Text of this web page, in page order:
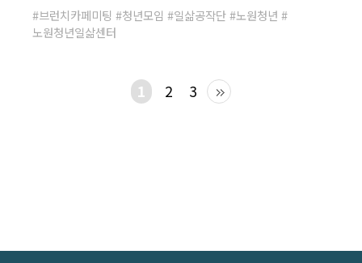
#브런치카페미팅 #청년모임 #일삶공작단 #노원청년 #
노원청년일삶센터
1 2 3